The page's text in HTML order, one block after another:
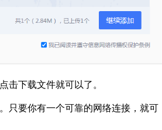
击下载文件就可以了。
只要你有一个可靠的网络连接，就可